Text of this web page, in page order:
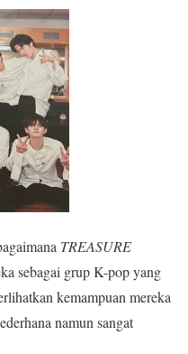
TREASURE
sebagai grup K-pop yang
kemampuan mereka
namun sangat